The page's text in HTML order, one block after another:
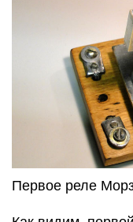
Первое реле